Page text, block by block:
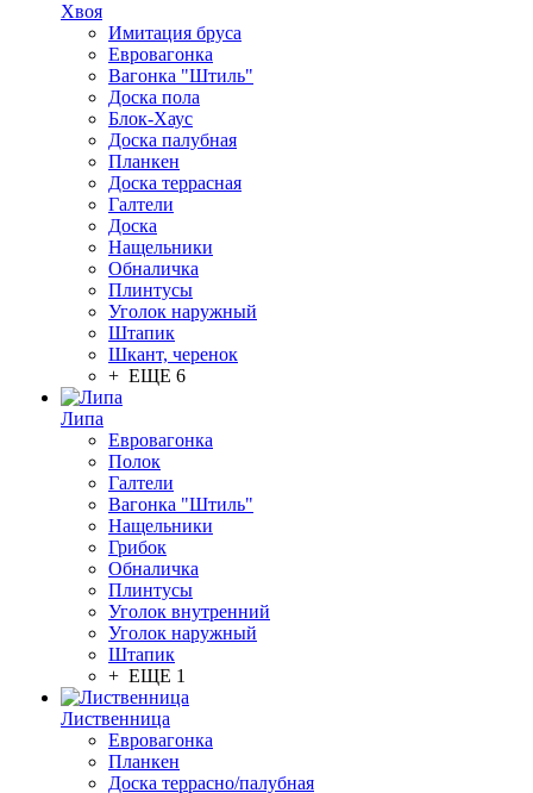
Хвоя
Имитация бруса
Евровагонка
Вагонка "Штиль"
Доска пола
Блок-Хаус
Доска палубная
Планкен
Доска террасная
Галтели
Доска
Нащельники
Обналичка
Плинтусы
Уголок наружный
Штапик
Шкант, черенок
+ ЕЩЕ 6
Липа
Евровагонка
Полок
Галтели
Вагонка "Штиль"
Нащельники
Грибок
Обналичка
Плинтусы
Уголок внутренний
Уголок наружный
Штапик
+ ЕЩЕ 1
Лиственница
Евровагонка
Планкен
Доска террасно/палубная